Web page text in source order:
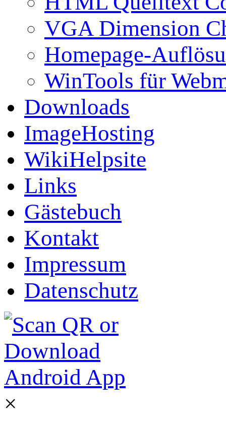
VGA Dimension
Homepage-
WinTools für
Downloads
ImageHosting
WikiHelpsite
Links
Gästebuch
Kontakt
Impressum
Datenschutz
×